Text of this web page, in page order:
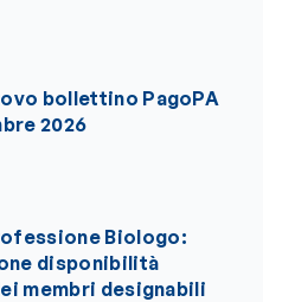
bollettino PagoPA
2026
Biologo:
disponibilità
membri designabili